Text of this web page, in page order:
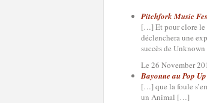
Pitchfork Music
[…] Et pour clore le
déclenchera une
succès de
Le 26 November
Bayonne au Pop
[…] que la foule
un Animal […]